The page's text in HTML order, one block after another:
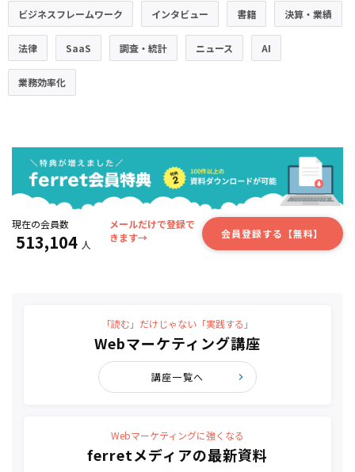
ビジネスフレームワーク インタビュー 書籍 決算・業績
法律 SaaS 調査・統計 ニュース AI
業務効率化
現在の会員数
513,104 人
メールだけで登録で
きます→
会員登録する【無料】
「読む」だけじゃない「実践する」
Webマーケティング講座
講座一覧へ
Webマーケティングに強くなる
ferretメディアの最新資料